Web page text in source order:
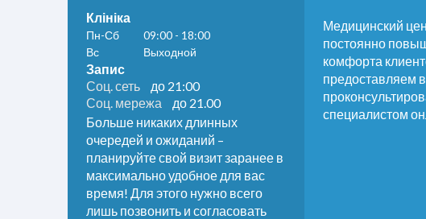
Клініка
Пн-Сб
09:00 - 18:00
Вс
Выходной
Запис
Соц. сеть
до 21:00
Соц. мережа
до 21.00
Больше никаких длинных
очередей и ожиданий –
планируйте свой визит заранее в
максимально удобное для вас
время! Для этого нужно всего
лишь позвонить и согласовать
Медицинский
постоянно
комфорта
предоставляем
специалистом